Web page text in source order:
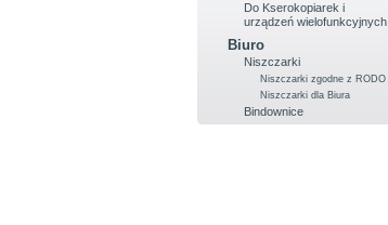
Do Kserokopiarek i
urządzeń wielofunkcyjnych
Biuro
Niszczarki
Niszczarki zgodne z RODO
Niszczarki dla Biura
Bindownice